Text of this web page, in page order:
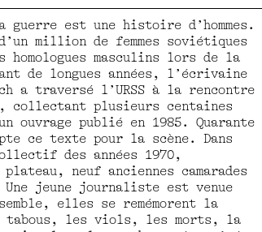
est une histoire d’hommes.
million de femmes soviétiques
homologues masculins lors de la
de longues années, l’écrivaine
a traversé l’URSS à la rencontre
collectant plusieurs centaines
ouvrage publié en 1985. Quarante
ce texte pour la scène. Dans
des années 1970,
neuf anciennes camarades
jeune journaliste est venue
elles se remémorent la
tabous, les viols, les morts, la